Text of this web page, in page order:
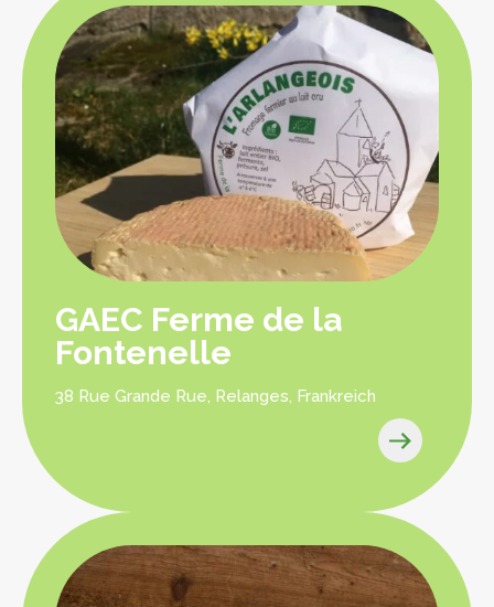
GAEC Ferme de la
Fontenelle
38 Rue Grande Rue, Relanges, Frankreich